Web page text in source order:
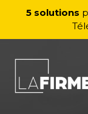
Aller au contenu
5 solutions